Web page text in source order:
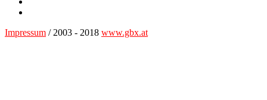
Impressum / 2003 - 2018 www.gbx.at